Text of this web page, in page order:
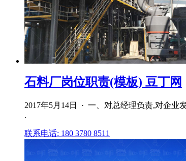
石料厂岗位职责(模板) 豆丁网
2017年5月14日 · 一、对总经理负责,对企业
.
联系电话: 180 3780 8511